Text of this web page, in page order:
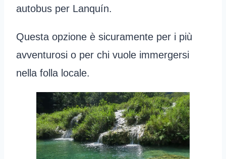
autobus per Lanquín.
Questa opzione è sicuramente per i più
avventurosi o per chi vuole immergersi
nella folla locale.